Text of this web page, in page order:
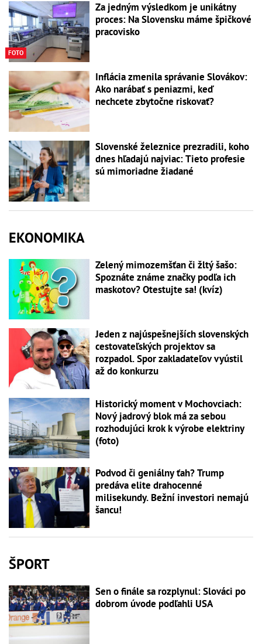
FOTO
Za jedným výsledkom je unikátny
proces: Na Slovensku máme špičkové
pracovisko
Inflácia zmenila správanie Slovákov:
Ako narábať s peniazmi, keď
nechcete zbytočne riskovať?
Slovenské železnice prezradili, koho
dnes hľadajú najviac: Tieto profesie
sú mimoriadne žiadané
EKONOMIKA
Zelený mimozemšťan či žltý šašo:
Spoznáte známe značky podľa ich
maskotov? Otestujte sa! (kvíz)
Jeden z najúspešnejších slovenských
cestovateľských projektov sa
rozpadol. Spor zakladateľov vyústil
až do konkurzu
Historický moment v Mochovciach:
Nový jadrový blok má za sebou
rozhodujúci krok k výrobe elektriny
(foto)
Podvod či geniálny ťah? Trump
predáva elite drahocenné
milisekundy. Bežní investori nemajú
šancu!
ŠPORT
Sen o finále sa rozplynul: Slováci po
dobrom úvode podľahli USA